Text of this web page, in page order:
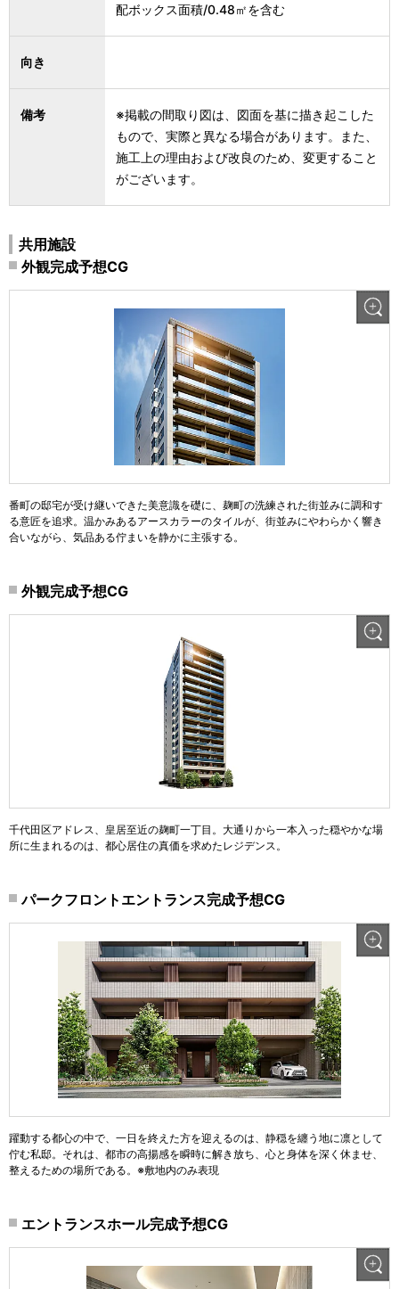
配ボックス面積/0.48㎡を含む
向き
備考
※掲載の間取り図は、図面を基に描き起こした
もので、実際と異なる場合があります。また、
施工上の理由および改良のため、変更すること
がございます。
共用施設
外観完成予想CG
番町の邸宅が受け継いできた美意識を礎に、麹町の洗練された街並みに調和す
る意匠を追求。温かみあるアースカラーのタイルが、街並みにやわらかく響き
合いながら、気品ある佇まいを静かに主張する。
外観完成予想CG
千代田区アドレス、皇居至近の麹町一丁目。大通りから一本入った穏やかな場
所に生まれるのは、都心居住の真価を求めたレジデンス。
パークフロントエントランス完成予想CG
躍動する都心の中で、一日を終えた方を迎えるのは、静穏を纏う地に凛として
佇む私邸。それは、都市の高揚感を瞬時に解き放ち、心と身体を深く休ませ、
整えるための場所である。※敷地内のみ表現
エントランスホール完成予想CG